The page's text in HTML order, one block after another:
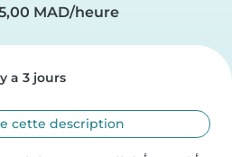
MAD/heure
a 3 jours
cette description